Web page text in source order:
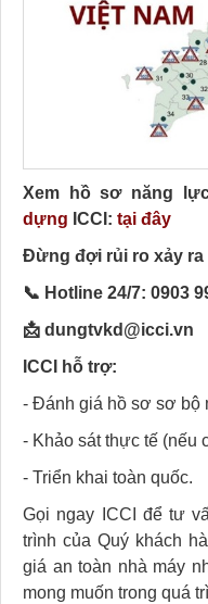
Xem hồ sơ năng
dựng ICCI: tại đây
Đừng đợi rủi ro xảy ra
📞 Hotline 24/7: 0903
📩 dungtvkd@icci.vn
ICCI hỗ trợ:
- Đánh giá hồ sơ sơ bộ
- Khảo sát thực tế (nếu
- Triển khai toàn quốc.
Gọi ngay ICCI để tư
trình của Quý khách
giá an toàn nhà máy
mong muốn trong quá